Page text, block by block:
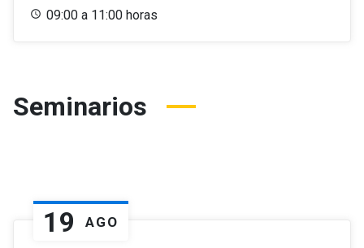
09:00 a 11:00 horas
Seminarios
19 AGO